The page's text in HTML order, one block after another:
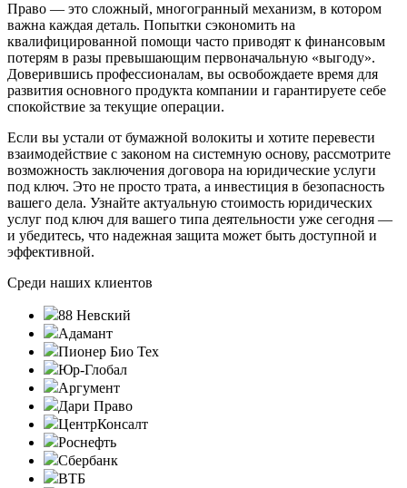
Право — это сложный, многогранный механизм, в котором
важна каждая деталь. Попытки сэкономить на
квалифицированной помощи часто приводят к финансовым
потерям в разы превышающим первоначальную «выгоду».
Доверившись профессионалам, вы освобождаете время для
развития основного продукта компании и гарантируете себе
спокойствие за текущие операции.
Если вы устали от бумажной волокиты и хотите перевести
взаимодействие с законом на системную основу, рассмотрите
возможность заключения договора на юридические услуги
под ключ. Это не просто трата, а инвестиция в безопасность
вашего дела. Узнайте актуальную стоимость юридических
услуг под ключ для вашего типа деятельности уже сегодня —
и убедитесь, что надежная защита может быть доступной и
эффективной.
Среди наших клиентов
88 Невский
Адамант
Пионер Био Тех
Юр-Глобал
Аргумент
Дари Право
ЦентрКонсалт
Роснефть
Сбербанк
ВТБ